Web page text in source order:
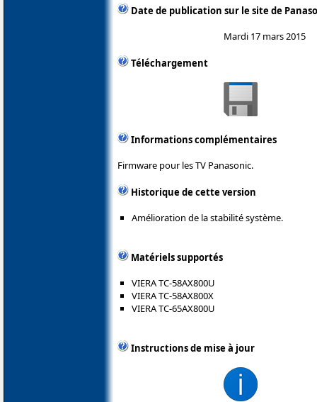
Date de publication sur le site de
Mardi 17 mars 2015
Téléchargement
Informations complémentaires
Firmware pour les TV Panasonic.
Historique de cette version
Amélioration de la stabilité système.
Matériels supportés
VIERA TC-58AX800U
VIERA TC-58AX800X
VIERA TC-65AX800U
Instructions de mise à jour